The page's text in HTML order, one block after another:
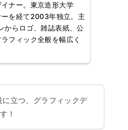
ナー。東京造形大学
を経て2003年独立。主
からロゴ、雑誌表紙、公
フィック全般を幅広く
立つ、グラフィックデ
！